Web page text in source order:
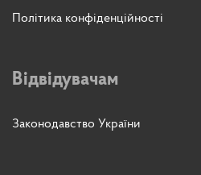
Політика конфіденційності
Відвідувачам
Законодавство України